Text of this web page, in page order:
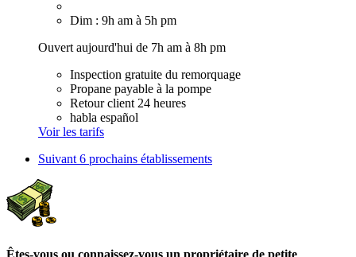
Dim : 9h am à 5h pm
Ouvert aujourd'hui de 7h am à 8h pm
Inspection gratuite du remorquage
Propane payable à la pompe
Retour client 24 heures
habla español
Voir les tarifs
Suivant6 prochains établissements
Êtes-vous ou connaissez-vous un propriétaire de petite